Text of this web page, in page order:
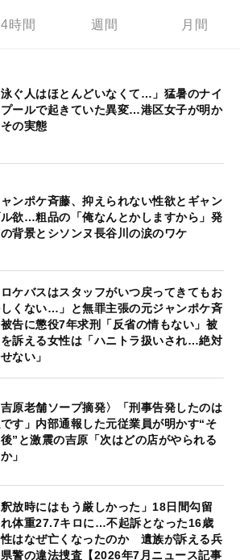
時間 週間 月間
泳ぐ人はほとんどいなくて…」猛暑のナイ
プールで起きていた異変…港区女子が明か
の実態
ンポケ斉藤、抑えられない性欲とギャン
欲…粗品の「俺なんとかしますから」発
背景とシソンヌ長谷川の涙のワケ
ロケバスはスタッフがいつ戻ってきてもお
くない…」と無罪主張の元ジャンポケ斉
告に懲役7年求刑「反省の情もない」被
訴える女性は「ハニトラ扱いされ…絶対
ない」
吉原老舗ソープ摘発〉「刑事告発したのは
す」内部通報した元従業員が明かす“そ
”と激震の吉原「次はどの店がやられる
」
釈放時にはもう厳しかった」18日間勾留
体重27.7キロに…不起訴となった16歳
はなぜ亡くなったのか 遺族が訴える兵
警の違法捜査【2026年7月ニュース記事